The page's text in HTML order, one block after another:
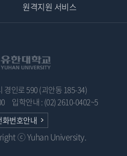
원격지원 서비스
경인로 590 (괴안동 185-34)
입학안내 : (02) 2610-0402~5
화번호안내
ⓒ Yuhan University.